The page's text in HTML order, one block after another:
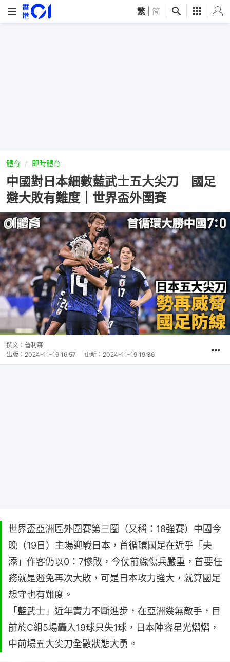
繁 简
體育 即時體育
中國對日本細數藍武士五大尖刀 國足
避大敗有難度｜世界盃外圍賽
撰文： 普利森
出版： 2024-11-19 16:57 更新： 2024-11-19 19:36
世界盃亞洲區外圍賽第三圈（又稱：18強賽）中國今
晚（19日）主場迎戰日本，首循環國足在近乎「夫
添」作客仍以0：7慘敗，今仗前線傷兵嚴重，首要任
務就是避免再次大敗，可是日本攻力強大，就算國足
想守也有難度。
「藍武士」近年實力不斷進步，在亞洲幾無敵手，目
前於C組5場轟入19球只失1球，日本陣容星光熠熠，
中前場五大尖刀全數狀態大勇。